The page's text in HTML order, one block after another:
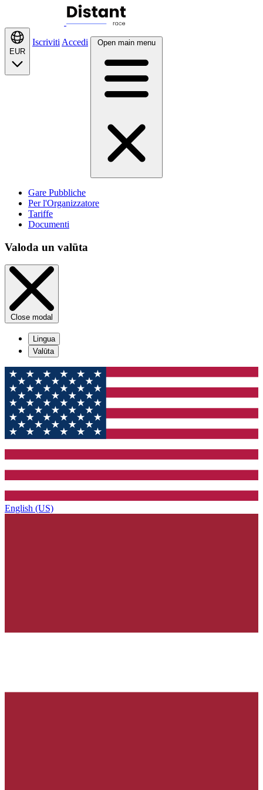
EUR
Iscriviti Accedi Open main menu
Gare Pubbliche
Per l'Organizzatore
Tariffe
Documenti
Valoda un valūta
Close modal
Lingua
Valūta
English (US)